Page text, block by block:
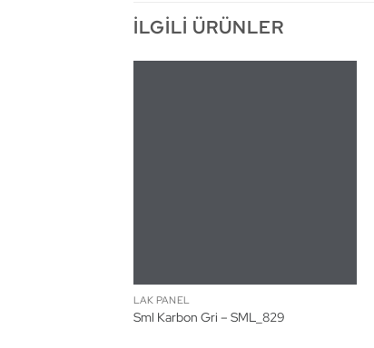
İLGILI ÜRÜNLER
LAK PANEL
Sml Karbon Gri – SML_829